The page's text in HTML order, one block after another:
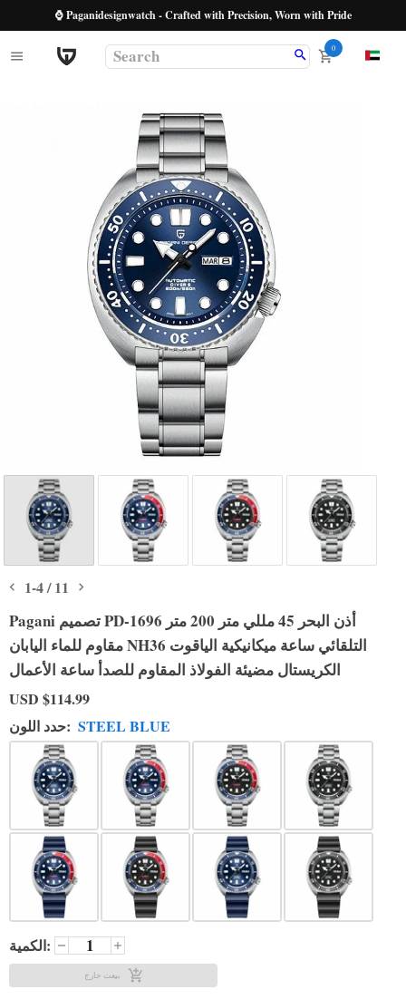
⌚ Paganidesignwatch - Crafted with Precision, Worn with Pride
0
1-4/ 11
Pagani تصميم PD-1696 أذن البحر 45 مللي متر 200 متر
مقاوم للماء اليابان NH36 التلقائي ساعة ميكانيكية الياقوت
الكريستال مضيئة الفولاذ المقاوم للصدأ ساعة الأعمال
USD $114.99
حدد اللون: STEEL BLUE
الكمية:
بيعت خارج